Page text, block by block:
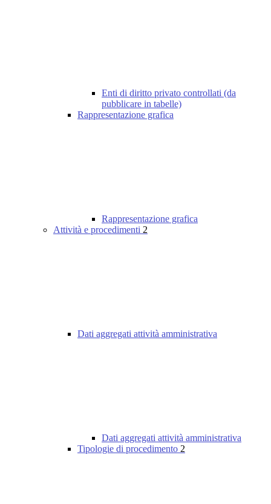
Enti di diritto privato controllati (da
pubblicare in tabelle)
Rappresentazione grafica
Rappresentazione grafica
Attività e procedimenti 2
Dati aggregati attività amministrativa
Dati aggregati attività amministrativa
Tipologie di procedimento 2